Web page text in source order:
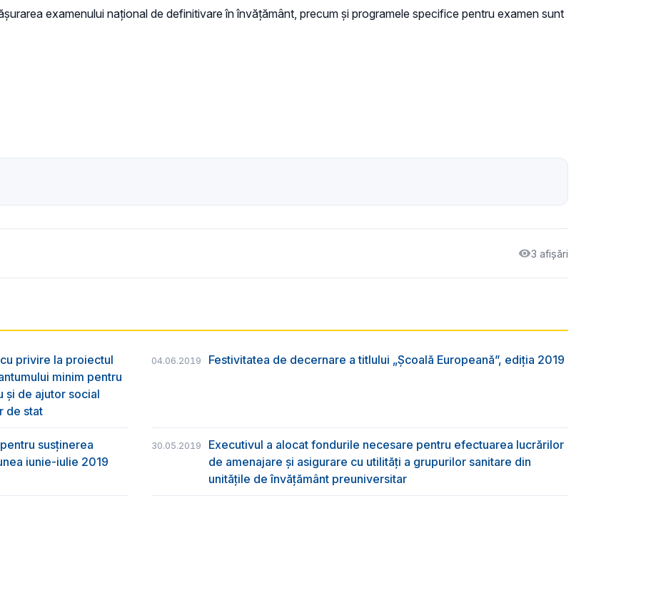
examenului naţional de definitivare în învăţământ, precum şi programele specifice pentru examen sunt
3 afișări
privire la proiectul
minim pentru
și de ajutor social
de stat
04.06.2019 Festivitatea de decernare a titlului „Şcoală Europeană”, ediția 2019
susţinerea
iunie-iulie 2019
30.05.2019
Executivul a alocat fondurile necesare pentru efectuarea lucrărilor
de amenajare și asigurare cu utilități a grupurilor sanitare din
unitățile de învățământ preuniversitar